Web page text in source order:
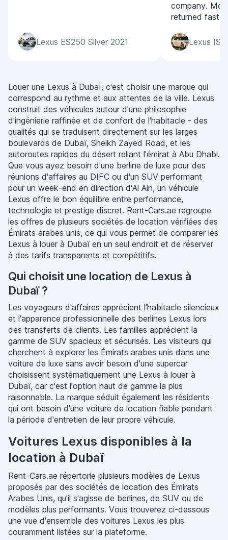
Lexus ES250 Silver 2021
company.
returned fast.
Lexus
Louer une Lexus à Dubaï, c'est choisir une marque qui
correspond au rythme et aux attentes de la ville. Lexus
construit des véhicules autour d'une philosophie
d'ingénierie raffinée et de confort de l'habitacle - des
qualités qui se traduisent directement sur les larges
boulevards de Dubaï, Sheikh Zayed Road, et les
autoroutes rapides du désert reliant l'émirat à Abu Dhabi.
Que vous ayez besoin d'une berline de luxe pour des
réunions d'affaires au DIFC ou d'un SUV performant
pour un week-end en direction d'Al Ain, un véhicule
Lexus offre le bon équilibre entre performance,
technologie et prestige discret. Rent-Cars.ae regroupe
les offres de plusieurs sociétés de location vérifiées des
Émirats arabes unis, ce qui vous permet de comparer les
Lexus à louer à Dubaï en un seul endroit et de réserver
à des tarifs transparents et compétitifs.
Qui choisit une location de Lexus à
Dubaï ?
Les voyageurs d'affaires apprécient l'habitacle silencieux
et l'apparence professionnelle des berlines Lexus lors
des transferts de clients. Les familles apprécient la
gamme de SUV spacieux et sécurisés. Les visiteurs qui
cherchent à explorer les Émirats arabes unis dans une
voiture de luxe sans avoir besoin d'une supercar
choisissent systématiquement une Lexus à louer à
Dubaï, car c'est l'option haut de gamme la plus
raisonnable. La marque séduit également les résidents
qui ont besoin d'une voiture de location fiable pendant
la période d'entretien de leur propre véhicule.
Voitures Lexus disponibles à la
location à Dubaï
Rent-Cars.ae répertorie plusieurs modèles de Lexus
proposés par des sociétés de location des Émirats
Arabes Unis, qu'il s'agisse de berlines, de SUV ou de
modèles plus performants. Vous trouverez ci-dessous
une vue d'ensemble des voitures Lexus les plus
couramment listées sur la plateforme.